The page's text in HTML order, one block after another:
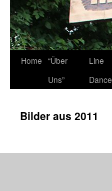
Skip
Home “Über
Uns”
Line
Dance
Bilder aus 2011